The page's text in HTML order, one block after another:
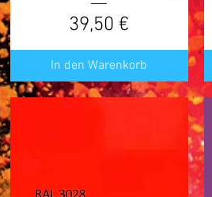
Preis
39,50 €
In den Warenkorb